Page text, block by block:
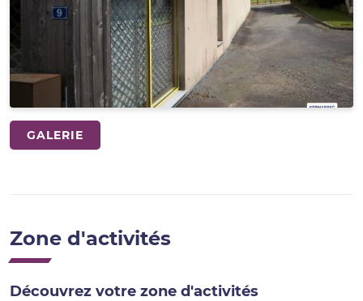
GALERIE
Zone d'activités
Découvrez votre zone d'activités